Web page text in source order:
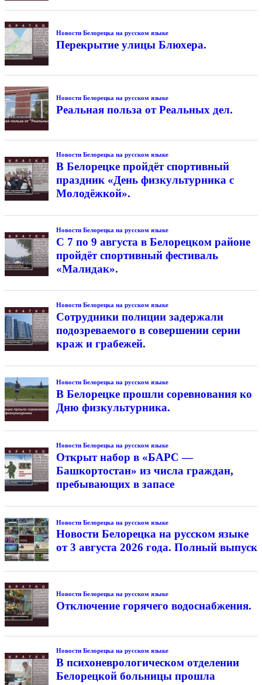
Новости Белорецка на русском языке
Перекрытие улицы Блюхера.
Новости Белорецка на русском языке
Реальная польза от Реальных дел.
Новости Белорецка на русском языке
В Белорецке пройдёт спортивный
праздник «День физкультурника с
Молодёжкой».
Новости Белорецка на русском языке
С 7 по 9 августа в Белорецком районе
пройдёт спортивный фестиваль
«Малидак».
Новости Белорецка на русском языке
Сотрудники полиции задержали
подозреваемого в совершении серии
краж и грабежей.
Новости Белорецка на русском языке
В Белорецке прошли соревнования ко
Дню физкультурника.
Новости Белорецка на русском языке
Открыт набор в «БАРС —
Башкортостан» из числа граждан,
пребывающих в запасе
Новости Белорецка на русском языке
Новости Белорецка на русском языке
от 3 августа 2026 года. Полный выпуск
Новости Белорецка на русском языке
Отключение горячего водоснабжения.
Новости Белорецка на русском языке
В психоневрологическом отделении
Белорецкой больницы прошла